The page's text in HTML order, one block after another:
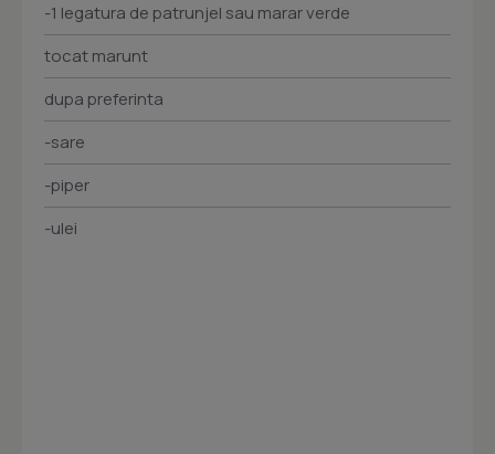
-1 legatura de patrunjel sau marar verde
tocat marunt
dupa preferinta
-sare
-piper
-ulei